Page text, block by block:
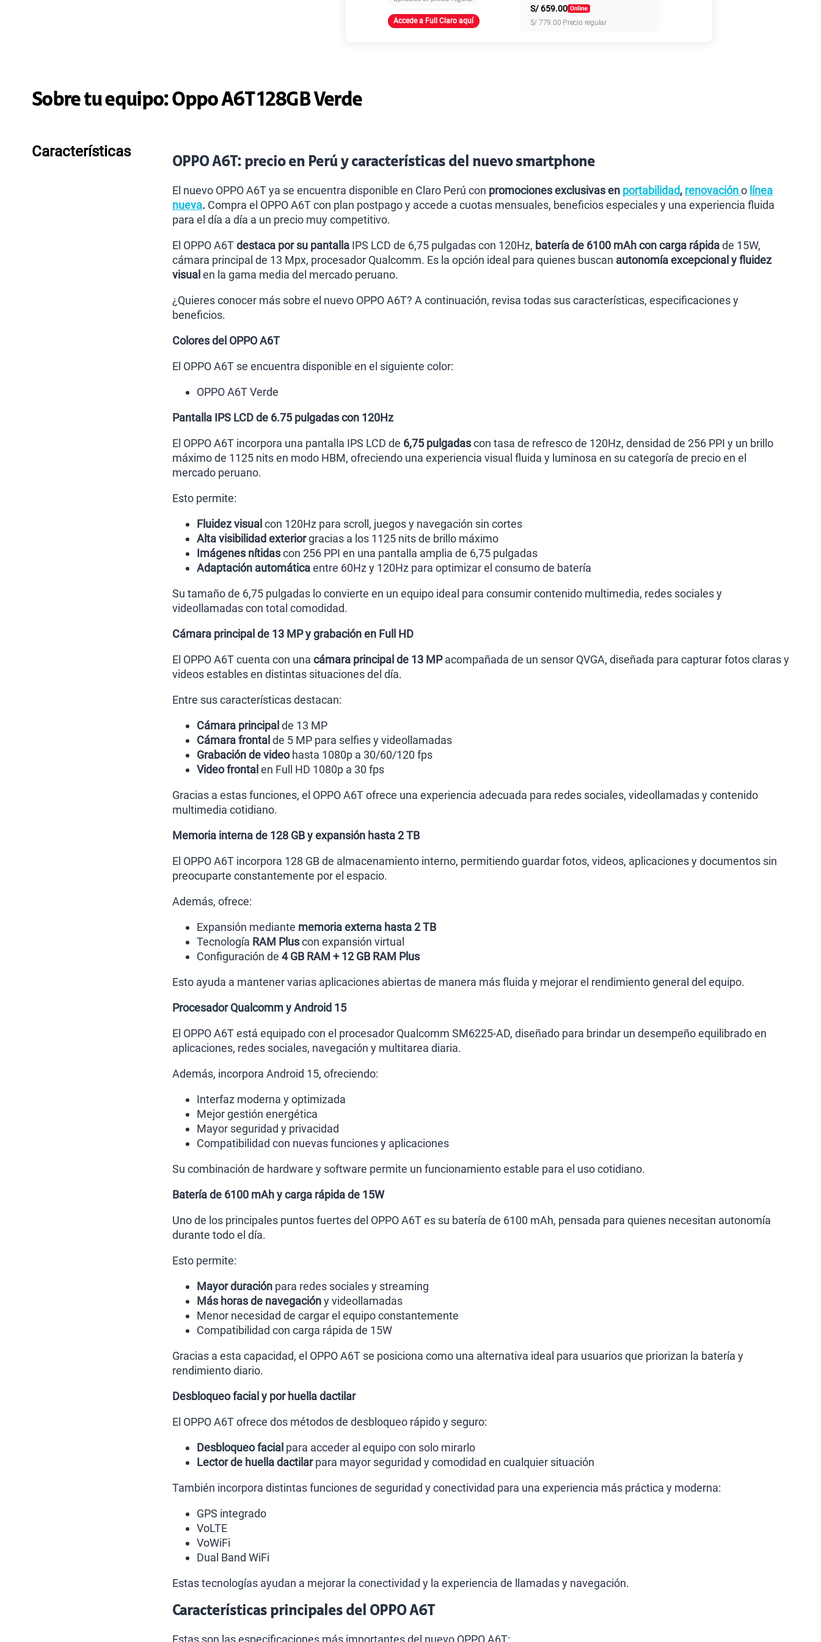
155 GB
Paga solo S/159.90
Accede a Full Claro aquí
S/ 659.00
S/ 779.00 Precio regular
Sobre tu equipo:OppoA6T 128GB Verde
Características
OPPO A6T: precio en Perú y características del nuevo smartphone
El nuevo OPPO A6T ya se encuentra disponible en Claro Perú con promociones exclusivas en portabilidad, renovacióno línea
nueva. Compra el OPPO A6T con plan postpago y accede a cuotas mensuales, beneficios especiales y una experiencia fluida
para el día a día a un precio muy competitivo.
El OPPO A6Tdestaca por su pantalla IPS LCD de 6,75 pulgadas con 120Hz, batería de 6100 mAh con carga rápidade 15W,
cámara principal de 13 Mpx, procesador Qualcomm. Es la opción ideal para quienes buscan autonomía excepcional y fluidez
visual en la gama media del mercado peruano.
¿Quieres conocer más sobre el nuevo OPPO A6T? A continuación, revisa todas sus características, especificaciones y
beneficios.
Colores del OPPO A6T
El OPPO A6T se encuentra disponible en el siguiente color:
OPPO A6T Verde
Pantalla IPS LCD de 6.75 pulgadas con 120Hz
El OPPO A6T incorpora una pantalla IPS LCD de 6,75 pulgadascon tasa de refresco de 120Hz, densidad de 256 PPI y un brillo
máximo de 1125 nits en modo HBM, ofreciendo una experiencia visual fluida y luminosa en su categoría de precio en el
mercado peruano.
Esto permite:
Fluidez visual con 120Hz para scroll, juegos y navegación sin cortes
Alta visibilidad exteriorgracias a los 1125 nits de brillo máximo
Imágenes nítidascon 256 PPI en una pantalla amplia de 6,75 pulgadas
Adaptación automáticaentre 60Hz y 120Hz para optimizar el consumo de batería
Su tamaño de 6,75 pulgadas lo convierte en un equipo ideal para consumir contenido multimedia, redes sociales y
videollamadas con total comodidad.
Cámara principal de 13 MP y grabación en Full HD
El OPPO A6T cuenta con una cámara principal de 13 MPacompañada de un sensor QVGA, diseñada para capturar fotos claras y
videos estables en distintas situaciones del día.
Entre sus características destacan:
Cámara principal de 13 MP
Cámara frontal de 5 MP para selfies y videollamadas
Grabación de video hasta 1080p a 30/60/120 fps
Video frontal en Full HD 1080p a 30 fps
Gracias a estas funciones, el OPPO A6T ofrece una experiencia adecuada para redes sociales, videollamadas y contenido
multimedia cotidiano.
Memoria interna de 128 GB y expansión hasta 2 TB
El OPPO A6T incorpora 128 GB de almacenamiento interno, permitiendo guardar fotos, videos, aplicaciones y documentos sin
preocuparte constantemente por el espacio.
Además, ofrece:
Expansión mediante memoria externa hasta 2 TB
Tecnología RAM Pluscon expansión virtual
Configuración de 4 GB RAM + 12 GB RAM Plus
Esto ayuda a mantener varias aplicaciones abiertas de manera más fluida y mejorar el rendimiento general del equipo.
Procesador Qualcomm y Android 15
El OPPO A6T está equipado con el procesador Qualcomm SM6225-AD, diseñado para brindar un desempeño equilibrado en
aplicaciones, redes sociales, navegación y multitarea diaria.
Además, incorpora Android 15, ofreciendo:
Interfaz moderna y optimizada
Mejor gestión energética
Mayor seguridad y privacidad
Compatibilidad con nuevas funciones y aplicaciones
Su combinación de hardware y software permite un funcionamiento estable para el uso cotidiano.
Batería de 6100 mAh y carga rápida de 15W
Uno de los principales puntos fuertes del OPPO A6T es su batería de 6100 mAh, pensada para quienes necesitan autonomía
durante todo el día.
Esto permite:
Mayor duración para redes sociales y streaming
Más horas de navegacióny videollamadas
Menor necesidad de cargar el equipo constantemente
Compatibilidad con carga rápida de 15W
Gracias a esta capacidad, el OPPO A6T se posiciona como una alternativa ideal para usuarios que priorizan la batería y
rendimiento diario.
Desbloqueo facial y por huella dactilar
El OPPO A6T ofrece dos métodos de desbloqueo rápido y seguro:
Desbloqueo facial para acceder al equipo con solo mirarlo
Lector de huella dactilarpara mayor seguridad y comodidad en cualquier situación
También incorpora distintas funciones de seguridad y conectividad para una experiencia más práctica y moderna:
GPS integrado
VoLTE
VoWiFi
Dual Band WiFi
Estas tecnologías ayudan a mejorar la conectividad y la experiencia de llamadas y navegación.
Características principales del OPPO A6T
Estas son las especificaciones más importantes del nuevo OPPO A6T: